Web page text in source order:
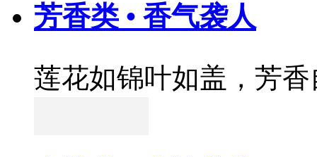
芳香类 • 香气袭人
莲花如锦叶如盖，芳